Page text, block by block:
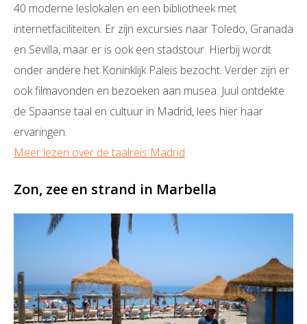
40 moderne leslokalen en een bibliotheek met
internetfaciliteiten. Er zijn excursies naar Toledo, Granada
en Sevilla, maar er is ook een stadstour. Hierbij wordt
onder andere het Koninklijk Paleis bezocht. Verder zijn er
ook filmavonden en bezoeken aan musea. Juul ontdekte
de Spaanse taal en cultuur in Madrid, lees hier haar
ervaringen.
Meer lezen over de taalreis Madrid
Zon, zee en strand in Marbella